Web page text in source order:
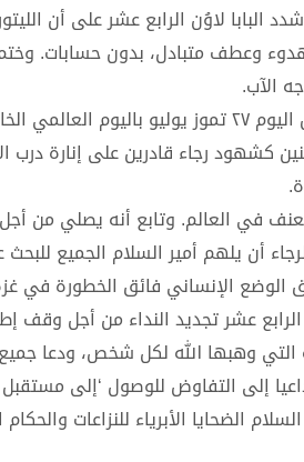
لاوُن الرابع عشر على أن
وعطف متبادل، بدون حسابات.
الآب.
هذا وعقب تلاوة صلاة التبشير الملائكي أراد قداسة البابا التذكير
رجاء قادرين على إنارة درب
في العالم. وتابع أنه يصلي من أجل
أن يلهم أمير السلام الجميع للبحث
الوضع الإنساني فائق الخطورة في
عشر تجديد النداء من أجل وقف
التي وهبها الله لكل شخص، ودعا
إلى التفاوض للوصول ‘إلى
الضحايا الأبرياء للنزاعات